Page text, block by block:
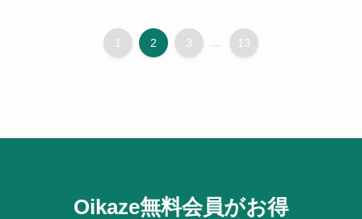
1 2 3 13
Oikaze無料会員がお得